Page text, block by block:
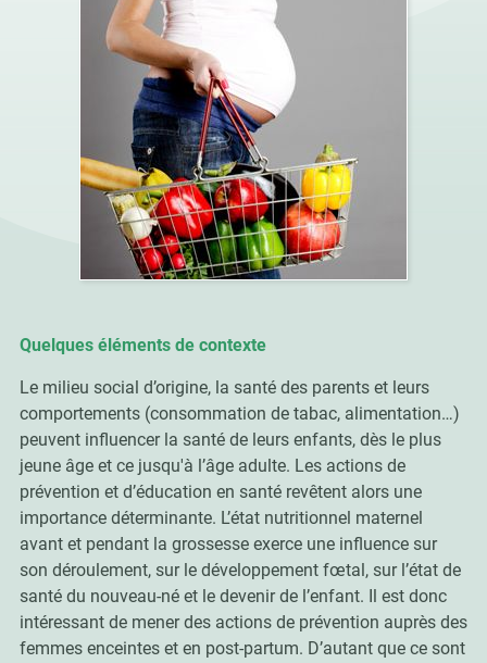
Quelques éléments de contexte
Le milieu social d’origine, la santé des parents et leurs
comportements (consommation de tabac, alimentation…)
peuvent influencer la santé de leurs enfants, dès le plus
jeune âge et ce jusqu'à l’âge adulte. Les actions de
prévention et d’éducation en santé revêtent alors une
importance déterminante. L’état nutritionnel maternel
avant et pendant la grossesse exerce une influence sur
son déroulement, sur le développement fœtal, sur l’état de
santé du nouveau-né et le devenir de l’enfant. Il est donc
intéressant de mener des actions de prévention auprès des
femmes enceintes et en post-partum. D’autant que ce sont